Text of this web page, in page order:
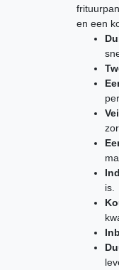
en een
is.